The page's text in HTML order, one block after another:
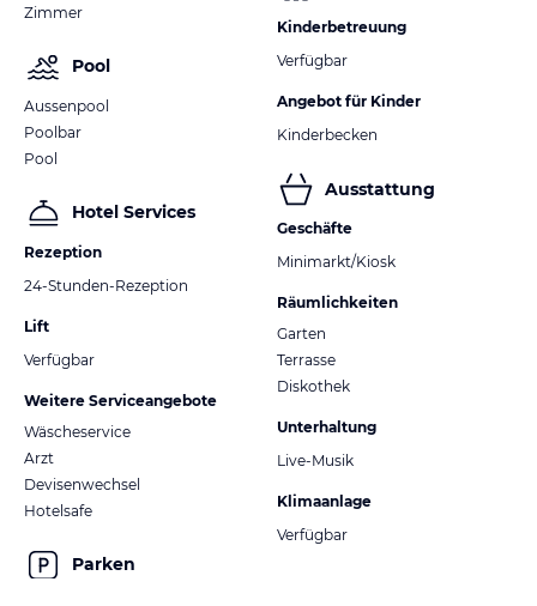
Zimmer
Pool
Aussenpool
Poolbar
Pool
Hotel Services
Rezeption
24-Stunden-Rezeption
Lift
Verfügbar
Weitere Serviceangebote
Wäscheservice
Arzt
Devisenwechsel
Hotelsafe
Parken
Kinderbetreuung
Verfügbar
Angebot für Kinder
Kinderbecken
Ausstattung
Geschäfte
Minimarkt/Kiosk
Räumlichkeiten
Garten
Terrasse
Diskothek
Unterhaltung
Live-Musik
Klimaanlage
Verfügbar